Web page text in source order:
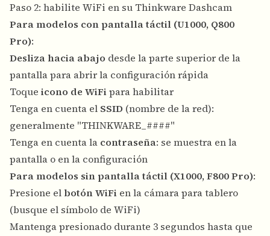
Paso 2: habilite WiFi en su Thinkware Dashcam
Para modelos con pantalla táctil (U1000, Q800
Pro):
Desliza hacia abajo desde la parte superior de la
pantalla para abrir la configuración rápida
Toque icono de WiFipara habilitar
Tenga en cuenta el SSID (nombre de la red):
generalmente "THINKWARE_####"
Tenga en cuenta la contraseña: se muestra en la
pantalla o en la configuración
Para modelos sin pantalla táctil (X1000, F800 Pro):
Presione elbotón WiFi en la cámara para tablero
(busque el símbolo de WiFi)
Mantenga presionado durante 3 segundos hasta que